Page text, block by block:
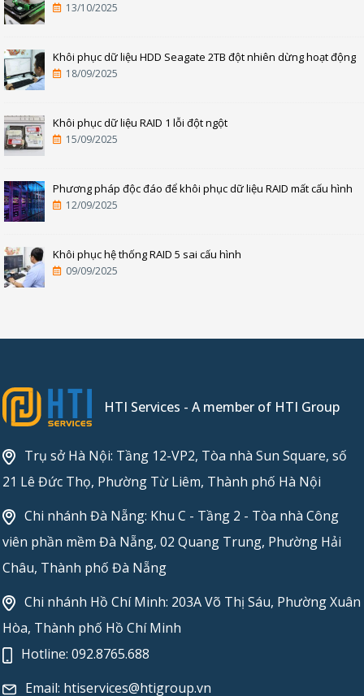
13/10/2025
Khôi phục dữ liệu HDD Seagate 2TB đột nhiên dừng hoạt động
18/09/2025
Khôi phục dữ liệu RAID 1 lỗi đột ngột
15/09/2025
Phương pháp độc đáo để khôi phục dữ liệu RAID mất cấu hình
12/09/2025
Khôi phục hệ thống RAID 5 sai cấu hình
09/09/2025
HTI Services - A member of HTI Group
Trụ sở Hà Nội: Tầng 12-VP2, Tòa nhà Sun Square, số
21 Lê Đức Thọ, Phường Từ Liêm, Thành phố Hà Nội
Chi nhánh Đà Nẵng: Khu C - Tầng 2 - Tòa nhà Công
viên phần mềm Đà Nẵng, 02 Quang Trung, Phường Hải
Châu, Thành phố Đà Nẵng
Chi nhánh Hồ Chí Minh: 203A Võ Thị Sáu, Phường Xuân
Hòa, Thành phố Hồ Chí Minh
Hotline:092.8765.688
Email: htiservices@htigroup.vn